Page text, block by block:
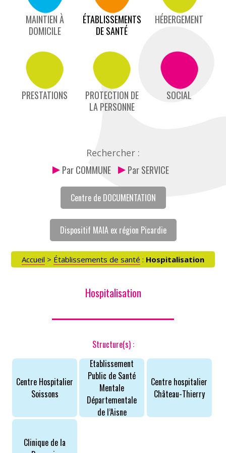
ACCÈS PARTICULIERS
AIDE AUX AIDANTS
ROMPRE LA SOLITUDE
MAINTIEN À
DOMICILE
ÉTABLISSEMENTS
DE SANTÉ
HÉBERGEMENT
PRESTATIONS
PROTECTION DE
LA PERSONNE
SOCIAL
Rechercher :
Par COMMUNE Par SERVICE
Centre de DOCUMENTATION
Dispositif MAIA ex région Picardie
Accueil > Établissements de santé : Hospitalisation
Hospitalisation
Structure(s) :
Centre Hospitalier
Soissons
Etablissement
Public de Santé
Mentale
Départementale
de l’Aisne
Centre hospitalier
Château-Thierry
Clinique de la